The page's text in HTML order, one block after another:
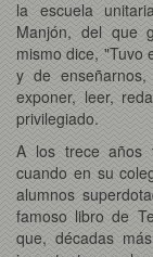
la escuela
Manjón, del que
mismo dice, "Tuvo
y de
exponer, leer,
privilegiado.
A los trece años
cuando en su
alumnos
famoso libro de
que, décadas